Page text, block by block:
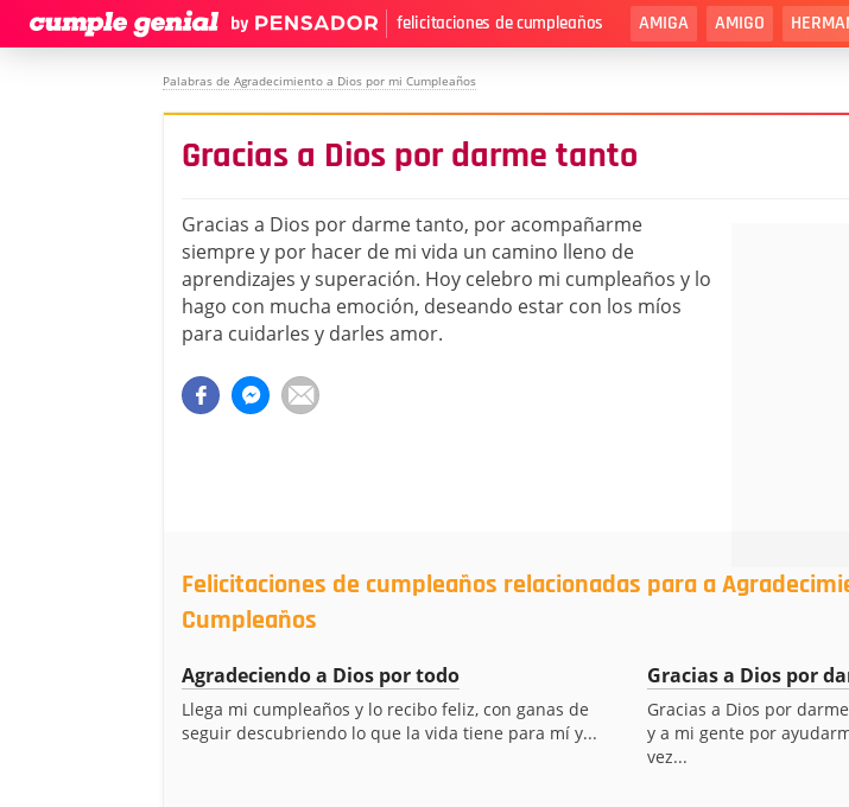
felicitaciones de cumpleaños AMIGA AMIGO
Palabras de Agradecimiento a Dios por mi Cumpleaños
Gracias a Dios por darme tanto
Gracias a Dios por darme tanto, por acompañarme
siempre y por hacer de mi vida un camino lleno de
aprendizajes y superación. Hoy celebro mi cumpleaños y lo
hago con mucha emoción, deseando estar con los míos
para cuidarles y darles amor.
Felicitaciones de cumpleaños relacionadas para a
Cumpleaños
Agradeciendo a Dios por todo
Llega mi cumpleaños y lo recibo feliz, con ganas de
seguir descubriendo lo que la vida tiene para mí y...
Gracias a Dios por
Gracias a Dios por
y a mi gente por
vez...